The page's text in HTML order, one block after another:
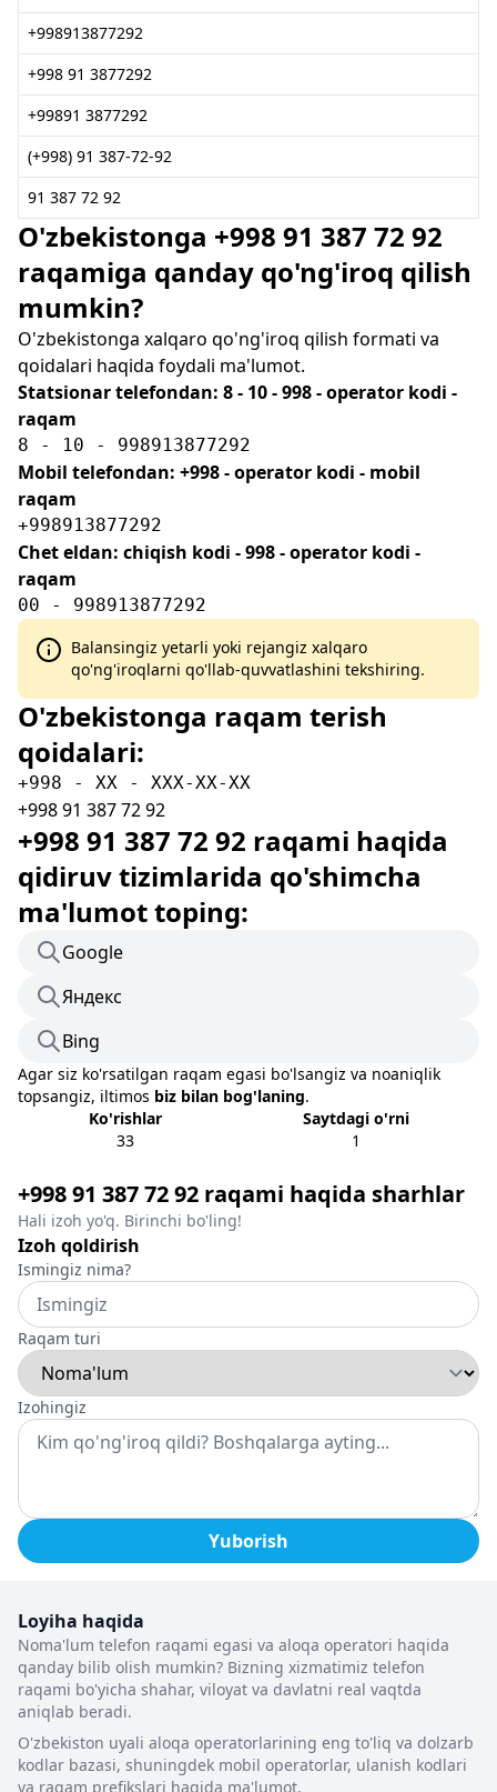
+998913877292
+998 91 3877292
+99891 3877292
(+998) 91 387-72-92
91 387 72 92
O'zbekistonga +998 91 387 72 92
raqamiga qanday qo'ng'iroq qilish
mumkin?
O'zbekistonga xalqaro qo'ng'iroq qilish formati va
qoidalari haqida foydali ma'lumot.
Statsionar telefondan: 8 - 10 - 998 - operator kodi -
raqam
8 - 10 - 998913877292
Mobil telefondan: +998 - operator kodi - mobil
raqam
+998913877292
Chet eldan: chiqish kodi - 998 - operator kodi -
raqam
00 - 998913877292
Balansingiz yetarli yoki rejangiz xalqaro
qo'ng'iroqlarni qo'llab-quvvatlashini tekshiring.
O'zbekistonga raqam terish
qoidalari:
+998 - XX - XXX-XX-XX
+998 91 387 72 92
+998 91 387 72 92 raqami haqida
qidiruv tizimlarida qo'shimcha
ma'lumot toping:
Google
Яндекс
Bing
Agar siz ko'rsatilgan raqam egasi bo'lsangiz va noaniqlik
topsangiz, iltimos biz bilan bog'laning.
Ko'rishlar
33
Saytdagi o'rni
1
+998 91 387 72 92 raqami haqida sharhlar
Hali izoh yo'q. Birinchi bo'ling!
Izoh qoldirish
Ismingiz nima?
Raqam turi
Izohingiz
Yuborish
Loyiha haqida
Noma'lum telefon raqami egasi va aloqa operatori haqida
qanday bilib olish mumkin? Bizning xizmatimiz telefon
raqami bo'yicha shahar, viloyat va davlatni real vaqtda
aniqlab beradi.
O'zbekiston uyali aloqa operatorlarining eng to'liq va dolzarb
kodlar bazasi, shuningdek mobil operatorlar, ulanish kodlari
va raqam prefikslari haqida ma'lumot.